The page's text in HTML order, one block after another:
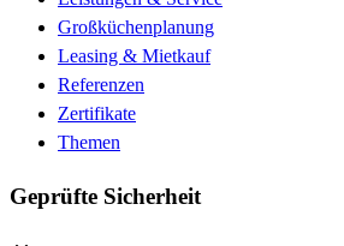
Großküchenplanung
Leasing & Mietkauf
Referenzen
Zertifikate
Themen
Geprüfte Sicherheit